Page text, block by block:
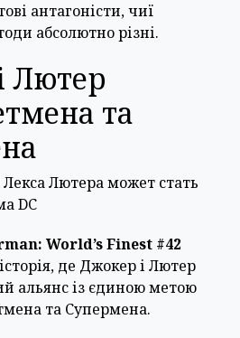
антагоністи, чиї
абсолютно різні.
Лютер
та
World’s Finest #42
де Джокер і Лютер
альянс із єдиною метою
та Супермена.